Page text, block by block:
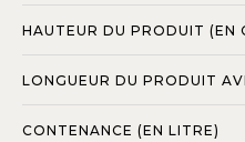
HAUTEUR DU PRODUIT (EN
LONGUEUR DU PRODUIT
CONTENANCE (EN LITRE)